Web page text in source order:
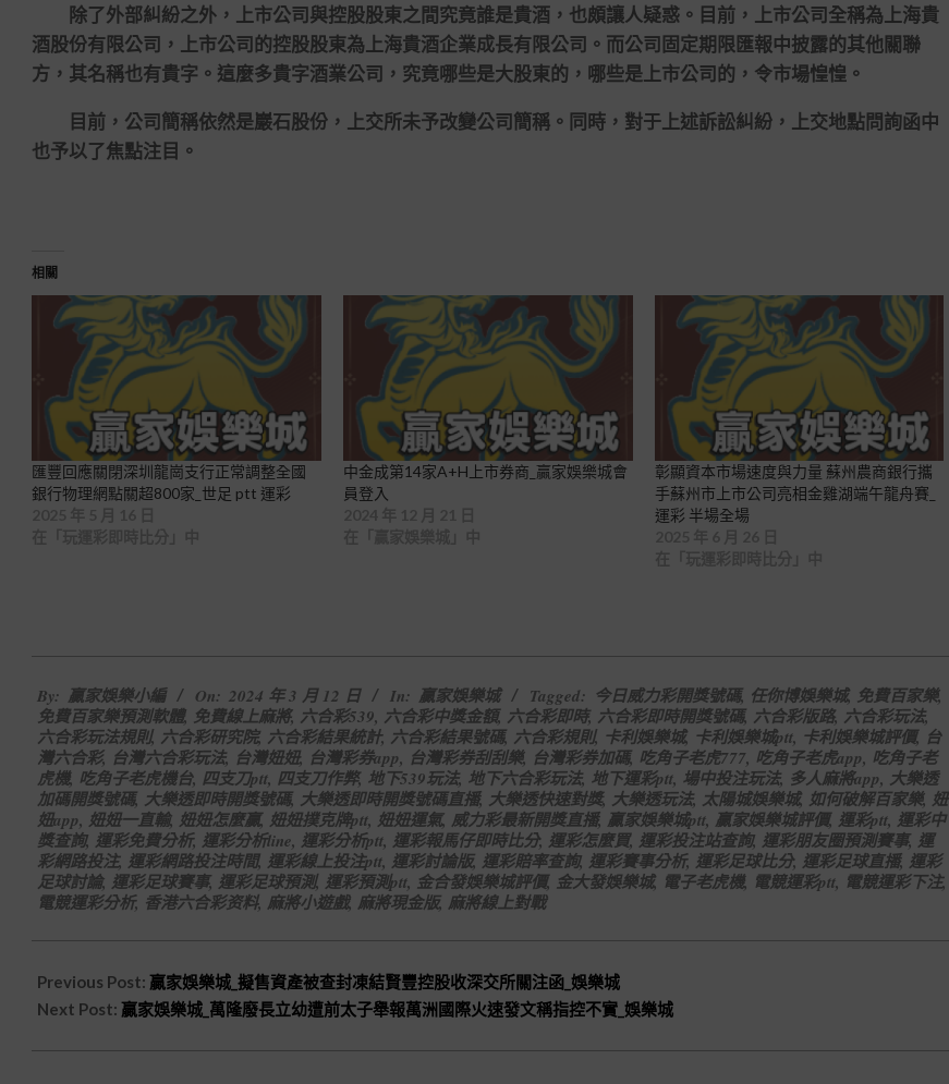
除了外部糾紛之外，上市公司與控股股東之間究竟誰是貴酒，也頗讓人疑惑。目前，上市公司全稱為上海貴
酒股份有限公司，上市公司的控股股東為上海貴酒企業成長有限公司。而公司固定期限匯報中披露的其他關聯
方，其名稱也有貴字。這麼多貴字酒業公司，究竟哪些是大股東的，哪些是上市公司的，令市場惶惶。
目前，公司簡稱依然是巖石股份，上交所未予改變公司簡稱。同時，對于上述訴訟糾紛，上交地點問詢函中
也予以了焦點注目。
相關
匯豐回應關閉深圳龍崗支行正常調整全國
銀行物理網點關超800家_世足 ptt 運彩
中金成第14家A+H上市券商_贏家娛樂城會
員登入
彰顯資本市場速度與力量 蘇州農商銀行攜
手蘇州市上市公司亮相金雞湖端午龍舟賽_
運彩 半場全場
03-
12
By: 贏家娛樂小編 On: 2024 年 3 月 12 日 In: 贏家娛樂城 Tagged: 今日威力彩開獎號碼, 任你博娛樂城, 免費百家樂,
免費百家樂預測軟體, 免費線上麻將, 六合彩539, 六合彩中獎金額, 六合彩即時, 六合彩即時開獎號碼, 六合彩版路, 六合彩玩法,
六合彩玩法規則, 六合彩研究院, 六合彩結果統計, 六合彩結果號碼, 六合彩規則, 卡利娛樂城, 卡利娛樂城ptt, 卡利娛樂城評價, 台
灣六合彩, 台灣六合彩玩法, 台灣妞妞, 台灣彩券app, 台灣彩券刮刮樂, 台灣彩券加碼, 吃角子老虎777, 吃角子老虎app, 吃角子老
虎機, 吃角子老虎機台, 四支刀ptt, 四支刀作弊, 地下539玩法, 地下六合彩玩法, 地下運彩ptt, 場中投注玩法, 多人麻將app, 大樂透
加碼開獎號碼, 大樂透即時開獎號碼, 大樂透即時開獎號碼直播, 大樂透快速對獎, 大樂透玩法, 太陽城娛樂城, 如何破解百家樂, 妞
妞app, 妞妞一直輸, 妞妞怎麼贏, 妞妞撲克牌ptt, 妞妞運氣, 威力彩最新開獎直播, 贏家娛樂城ptt, 贏家娛樂城評價, 運彩ptt, 運彩中
獎查詢, 運彩免費分析, 運彩分析line, 運彩分析ptt, 運彩報馬仔即時比分, 運彩怎麼買, 運彩投注站查詢, 運彩朋友圈預測賽事, 運
彩網路投注, 運彩網路投注時間, 運彩線上投注ptt, 運彩討論版, 運彩賠率查詢, 運彩賽事分析, 運彩足球比分, 運彩足球直播, 運彩
足球討論, 運彩足球賽事, 運彩足球預測, 運彩預測ptt, 金合發娛樂城評價, 金大發娛樂城, 電子老虎機, 電競運彩ptt, 電競運彩下注,
電競運彩分析, 香港六合彩资料, 麻將小遊戲, 麻將現金版, 麻將線上對戰
Previous Post: 贏家娛樂城_擬售資產被查封凍結賢豐控股收深交所關注函_娛樂城
Next Post: 贏家娛樂城_萬隆廢長立幼遭前太子舉報萬洲國際火速發文稱指控不實_娛樂城